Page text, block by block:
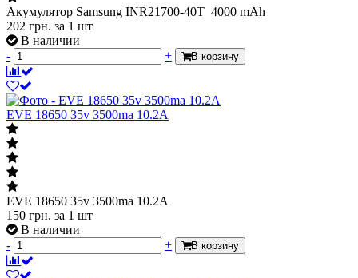
Акумулятор Samsung INR21700-40T 4000 mAh
202 грн. за 1 шт
В наличии
-
+ В корзину
EVE 18650 35v 3500ma 10.2A
EVE 18650 35v 3500ma 10.2A
150 грн. за 1 шт
В наличии
-
+ В корзину